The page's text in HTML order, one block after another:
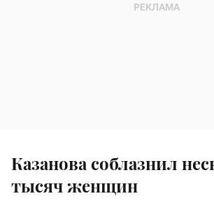
Казанова соблазнил
тысяч женщин